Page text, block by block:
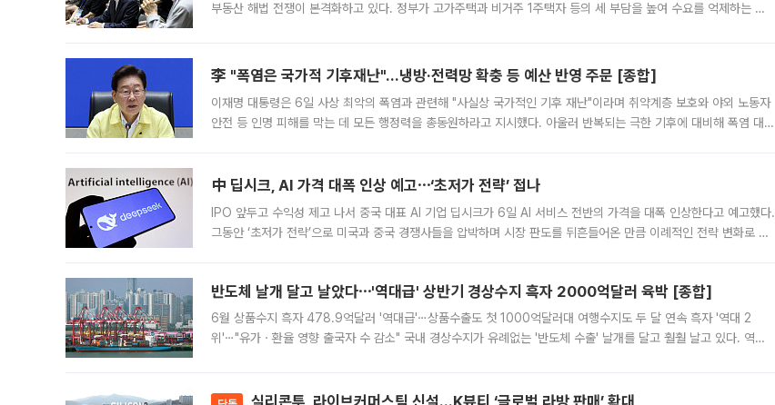
부동산 해법 전쟁이 본격화하고 있다. 정부가 고가주택과 비거주 1주택자 등의 세 부담을 높여 수요를 억제하는 카
李 "폭염은 국가적 기후재난"…냉방·전력망 확충 등 예산 반영 주문 [종합]
이재명 대통령은 6일 사상 최악의 폭염과 관련해 "사실상 국가적인 기후 재난"이라며 취약계층 보호와 야외 노동자
안전 등 인명 피해를 막는 데 모든 행정력을 총동원하라고 지시했다. 아울러 반복되는 극한 기후에 대비해 폭염 대응
中 딥시크, AI 가격 대폭 인상 예고⋯‘초저가 전략’ 접나
IPO 앞두고 수익성 제고 나서 중국 대표 AI 기업 딥시크가 6일 AI 서비스 전반의 가격을 대폭 인상한다고 예고했다.
그동안 ‘초저가 전략’으로 미국과 중국 경쟁사들을 압박하며 시장 판도를 뒤흔들어온 만큼 이례적인 전략 변화로 평
반도체 날개 달고 날았다⋯'역대급' 상반기 경상수지 흑자 2000억달러 육박 [종합]
6월 상품수지 흑자 478.9억달러 '역대급'⋯상품수출도 첫 1000억달러대 여행수지도 두 달 연속 흑자 '역대 2
위'⋯"유가ㆍ환율 영향 출국자 수 감소" 국내 경상수지가 유례없는 '반도체 수출' 날개를 달고 훨훨 날고 있다. 역대
단독 실리콘투, 라이브커머스팀 신설…K뷰티 ‘글로벌 라방 판매’ 확대